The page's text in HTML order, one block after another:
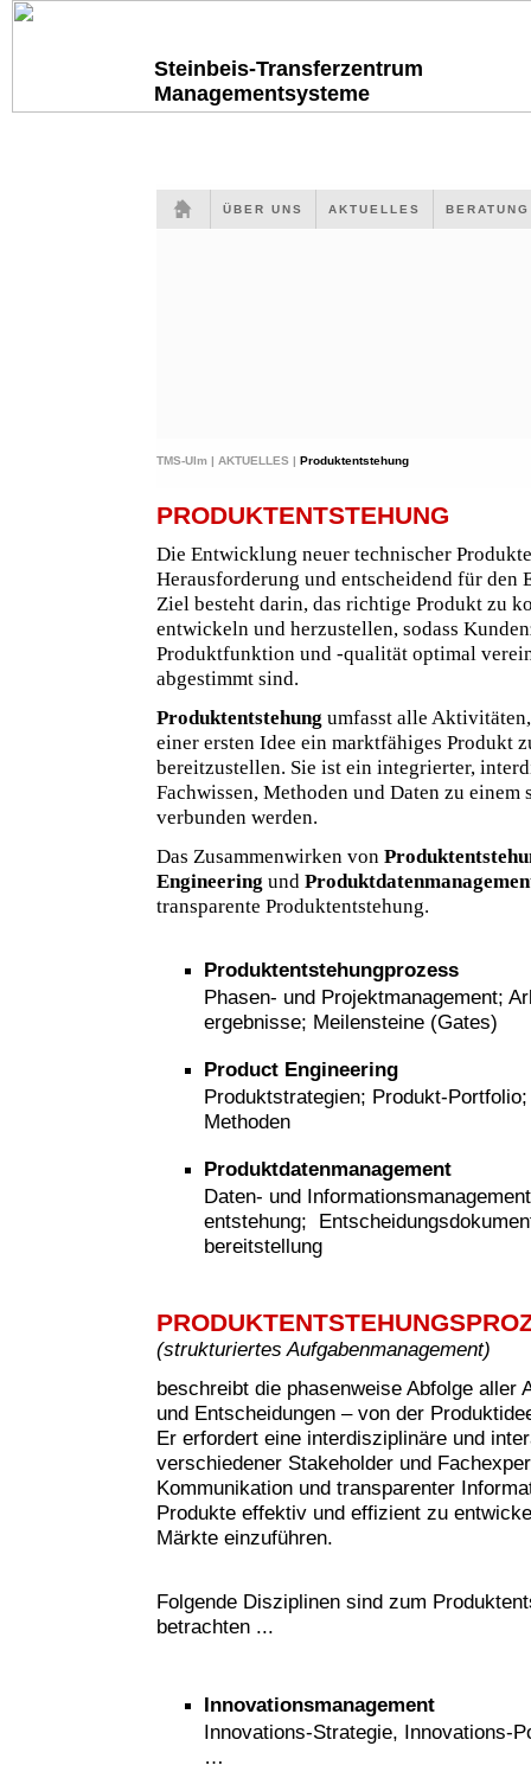
Steinbeis-Transferzentrum
Managementsysteme
ÜBER UNS AKTUELLES
TMS-Ulm | AKTUELLES | Produktentstehung
PRODUKTENTSTEHUNG
Die Entwicklung neuer technischer
Herausforderung und entscheidend für den
Ziel besteht darin, das richtige Produkt zu
entwickeln und herzustellen, sodass
Produktfunktion und -qualität optimal
abgestimmt sind.
Produktentstehung umfasst alle
einer ersten Idee ein marktfähiges Produkt
bereitzustellen. Sie ist ein integrierter,
Fachwissen, Methoden und Daten zu einem
verbunden werden.
Das Zusammenwirken von
Engineering und
transparente Produktentstehung.
Produktentstehungprozess
Phasen- und Projektmanagement;
ergebnisse; Meilensteine (Gates)
Product Engineering
Produktstrategien; Produkt-
Methoden
Produktdatenmanagement
Daten- und
entstehung;
bereitstellung
(strukturiertes Aufgabenmanagement)
beschreibt die phasenweise Abfolge aller
und Entscheidungen – von der
Er erfordert eine interdisziplinäre und
verschiedener Stakeholder und
Kommunikation und transparenter
Produkte effektiv und effizient zu
Märkte einzuführen.
Folgende Disziplinen sind zum
betrachten ...
Innovationsmanagement
Innovations-Strategie, Innovations-